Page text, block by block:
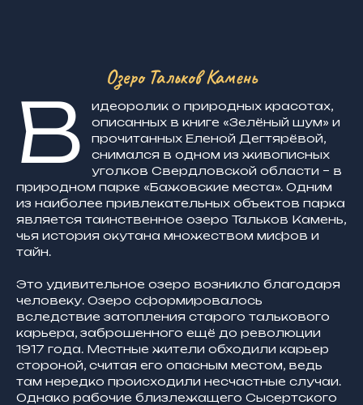
Озеро Тальков Камень
В
идеоролик о природных красотах,
описанных в книге «Зелёный шум» и
прочитанных Еленой Дегтярёвой,
снимался в одном из живописных
уголков Свердловской области – в
природном парке «Бажовские места». Одним
из наиболее привлекательных объектов парка
является таинственное озеро Тальков Камень,
чья история окутана множеством мифов и
тайн.
Это удивительное озеро возникло благодаря
человеку. Озеро сформировалось
вследствие затопления старого талькового
карьера, заброшенного ещё до революции
1917 года. Местные жители обходили карьер
стороной, считая его опасным местом, ведь
там нередко происходили несчастные случаи.
Однако рабочие близлежащего Сысертского